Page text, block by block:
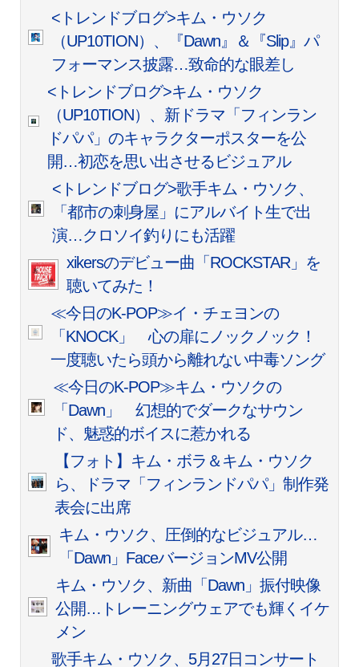
<トレンドブログ>キム・ウソク
（UP10TION）、『Dawn』＆『Slip』パ
フォーマンス披露…致命的な眼差し
<トレンドブログ>キム・ウソク
（UP10TION）、新ドラマ「フィンラン
ドパパ」のキャラクターポスターを公
開…初恋を思い出させるビジュアル
<トレンドブログ>歌手キム・ウソク、
「都市の刺身屋」にアルバイト生で出
演…クロソイ釣りにも活躍
xikersのデビュー曲「ROCKSTAR」を
聴いてみた！
≪今日のK-POP≫イ・チェヨンの
「KNOCK」 心の扉にノックノック！
一度聴いたら頭から離れない中毒ソング
≪今日のK-POP≫キム・ウソクの
「Dawn」 幻想的でダークなサウン
ド、魅惑的ボイスに惹かれる
【フォト】キム・ボラ＆キム・ウソク
ら、ドラマ「フィンランドパパ」制作発
表会に出席
キム・ウソク、圧倒的なビジュアル…
「Dawn」FaceバージョンMV公開
キム・ウソク、新曲「Dawn」振付映像
公開…トレーニングウェアでも輝くイケ
メン
歌手キム・ウソク、5月27日コンサート